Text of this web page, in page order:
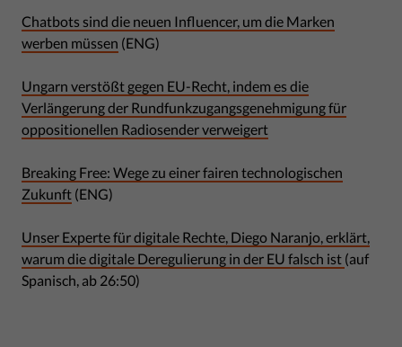
Chatbots sind die neuen Influencer, um die Marken
werben müssen (ENG)
Ungarn verstößt gegen EU-Recht, indem es die
Verlängerung der Rundfunkzugangsgenehmigung für
oppositionellen Radiosender verweigert
Breaking Free: Wege zu einer fairen technologischen
Zukunft (ENG)
Unser Experte für digitale Rechte, Diego Naranjo, erklärt,
warum die digitale Deregulierung in der EU falsch ist (auf
Spanisch, ab 26:50)